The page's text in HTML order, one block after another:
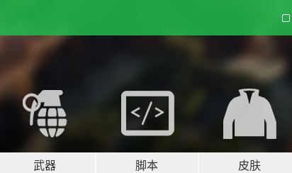
武器 脚本 皮肤